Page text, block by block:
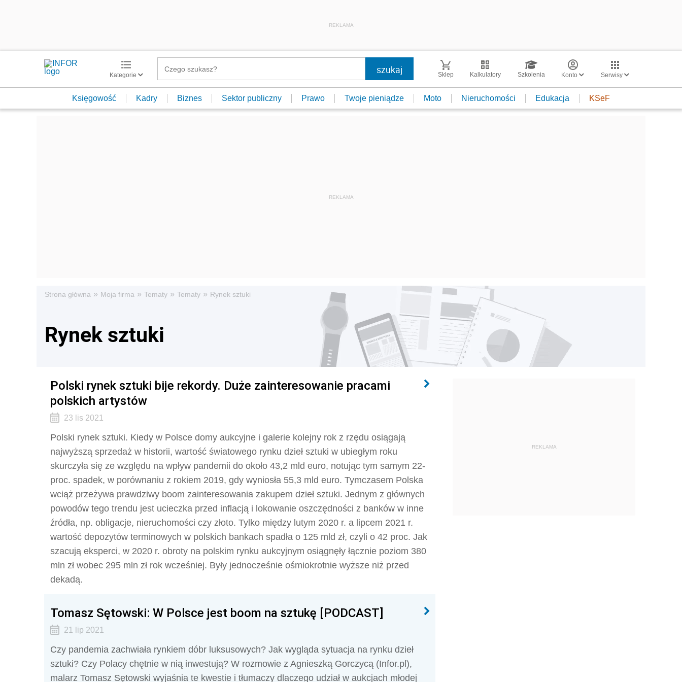
REKLAMA
Kategorie Sklep Kalkulatory Szkolenia Konto Serwisy
Księgowość Kadry Biznes Sektor publiczny Prawo Twoje pieniądze Moto Nieruchomości Edukacja KSeF
Strona główna » Moja firma » Tematy » Tematy » Rynek sztuki
Rynek sztuki
Polski rynek sztuki bije rekordy. Duże zainteresowanie pracami
polskich artystów
23 lis 2021
Polski rynek sztuki. Kiedy w Polsce domy aukcyjne i galerie kolejny rok z rzędu osiągają
najwyższą sprzedaż w historii, wartość światowego rynku dzieł sztuki w ubiegłym roku
skurczyła się ze względu na wpływ pandemii do około 43,2 mld euro, notując tym samym 22-
proc. spadek, w porównaniu z rokiem 2019, gdy wyniosła 55,3 mld euro. Tymczasem Polska
wciąż przeżywa prawdziwy boom zainteresowania zakupem dzieł sztuki. Jednym z głównych
powodów tego trendu jest ucieczka przed inflacją i lokowanie oszczędności z banków w inne
źródła, np. obligacje, nieruchomości czy złoto. Tylko między lutym 2020 r. a lipcem 2021 r.
wartość depozytów terminowych w polskich bankach spadła o 125 mld zł, czyli o 42 proc. Jak
szacują eksperci, w 2020 r. obroty na polskim rynku aukcyjnym osiągnęły łącznie poziom 380
mln zł wobec 295 mln zł rok wcześniej. Były jednocześnie ośmiokrotnie wyższe niż przed
dekadą.
Tomasz Sętowski: W Polsce jest boom na sztukę [PODCAST]
21 lip 2021
Czy pandemia zachwiała rynkiem dóbr luksusowych? Jak wygląda sytuacja na rynku dzieł
sztuki? Czy Polacy chętnie w nią inwestują? W rozmowie z Agnieszką Gorczycą (Infor.pl),
malarz Tomasz Sętowski wyjaśnia te kwestie i tłumaczy dlaczego udział w aukcjach młodej
REKLAMA